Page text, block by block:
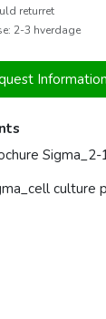
returret
2-3 hverdage
Information
culture